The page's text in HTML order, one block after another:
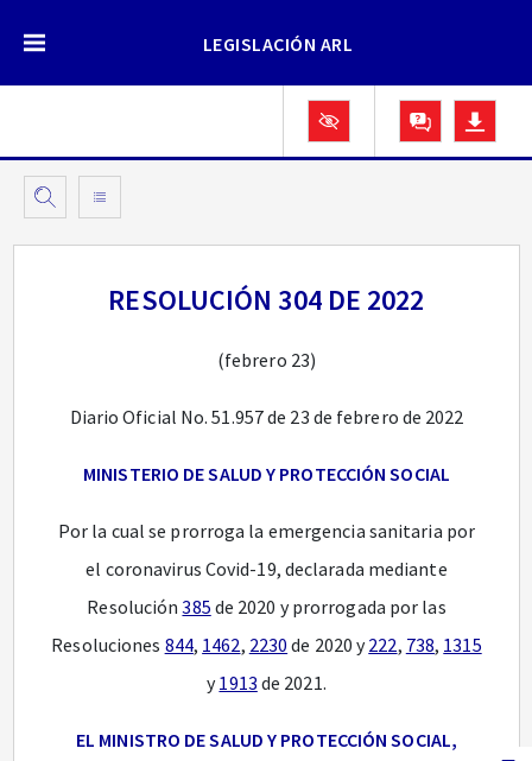
LEGISLACIÓN ARL
RESOLUCIÓN 304 DE 2022
(febrero 23)
Diario Oficial No. 51.957 de 23 de febrero de 2022
MINISTERIO DE SALUD Y PROTECCIÓN SOCIAL
Por la cual se prorroga la emergencia sanitaria por
el coronavirus Covid-19, declarada mediante
Resolución385 de 2020 y prorrogada por las
Resoluciones 844, 1462, 2230 de 2020 y222, 738, 1315
y1913 de 2021.
EL MINISTRO DE SALUD Y PROTECCIÓN SOCIAL,